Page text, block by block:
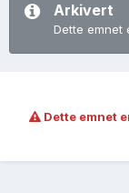
Arkivert
Dette
Dette emnet